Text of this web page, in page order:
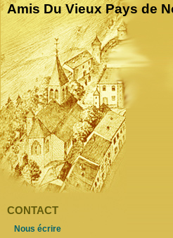
Amis Du Vieux Pays de
CONTACT
Nous écrire